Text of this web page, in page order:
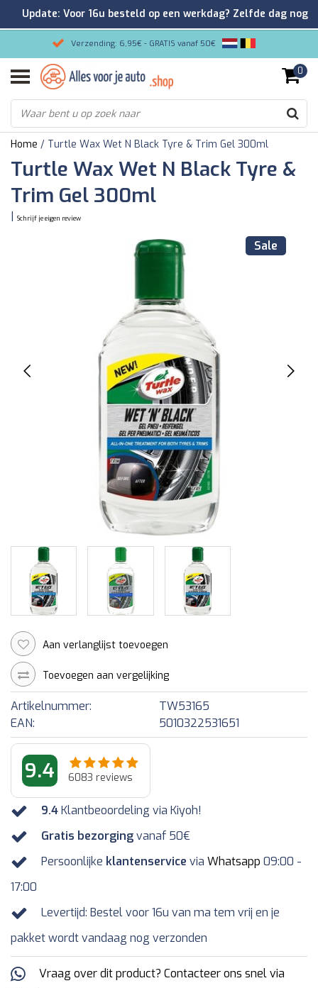
Verzending: 6,95€ - GRATIS vanaf 50€
Gemakkelijk bestellen/Veilig betalen
9.2/10 Klantenrating via Kiyoh!
0
Home / Turtle Wax Wet N Black Tyre & Trim Gel 300ml
Turtle Wax Wet N Black Tyre &
Trim Gel 300ml
Schrijf je eigen review
Sale
Aan verlanglijst toevoegen
Toevoegen aan vergelijking
Artikelnummer:
TW53165
EAN:
5010322531651
9.4 6083 reviews
9.4Klantbeoordeling via Kiyoh!
Gratis bezorgingvanaf 50€
Persoonlijke klantenservice via Whatsapp 09:00 -
17:00
Levertijd: Bestel voor 16u van ma tem vrij en je
pakket wordt vandaag nog verzonden
Vraag over dit product? Contacteer ons snel via
Update: Voor 16u besteld op een werkdag? Zelfde dag nog
verzonden!